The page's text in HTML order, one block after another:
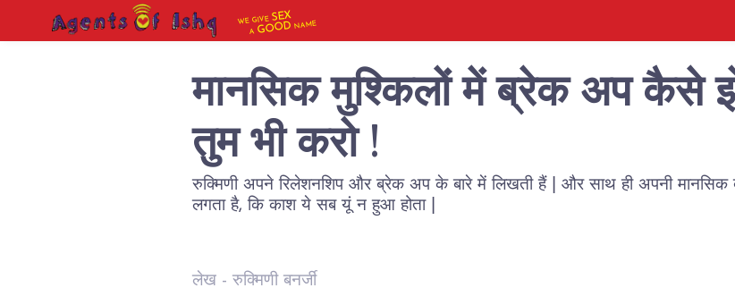
WE GIVESEX
AGOOD NAME
मानसिक मुश्किलों में ब्रेक अप कैसे
तुम भी करो !
रुक्मिणी अपने रिलेशनशिप और ब्रेक अप के बारे में लिखती हैं | और साथ ही अपनी मानसिक
लगता है, कि काश ये सब यूं न हुआ होता |
लेख - रुक्मिणी बनर्जी